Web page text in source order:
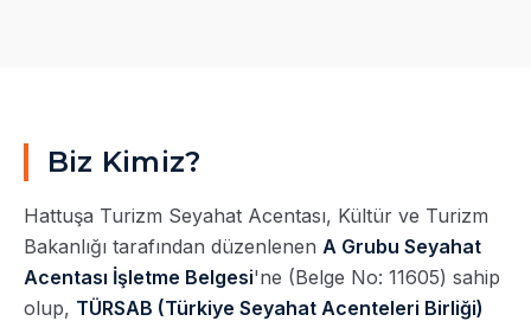
Biz Kimiz?
Hattuşa Turizm Seyahat Acentası, Kültür ve Turizm
Bakanlığı tarafından düzenlenen A Grubu Seyahat
Acentası İşletme Belgesi'ne (Belge No: 11605) sahip
olup, TÜRSAB (Türkiye Seyahat Acenteleri Birliği)